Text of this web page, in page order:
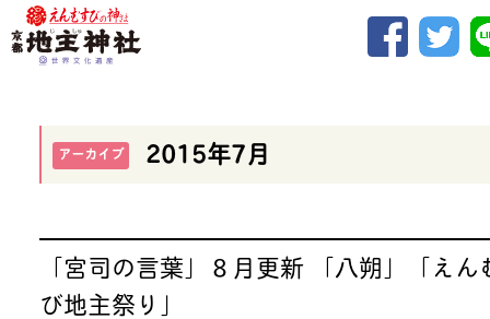
アーカイブ 2015年7月
「宮司の言葉」８月更新 「八朔」「えん
び地主祭り」